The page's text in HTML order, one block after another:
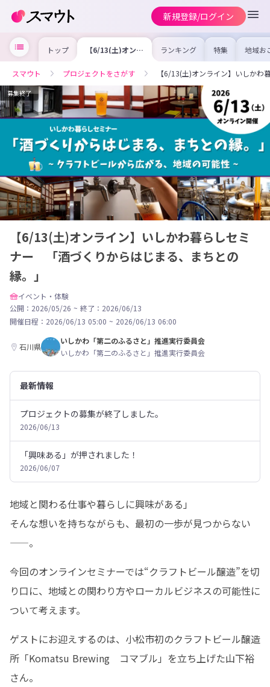
新規登録/ログイン
トップ 【6/13(土)オンラ
イン】いしかわ暮
「酒づくりからは
じまる、まちとの
ランキング 特集 地域お
の求
を集め
事内
を比較
スマウト プロジェクトをさがす 【6/13(土)オンライン】いしか
募集終了
【6/13(土)オンライン】いしかわ暮らしセミ
ナー 「酒づくりからはじまる、まちとの
縁。」
イベント・体験
公開：2026/05/26 ~ 終了：2026/06/13
開催日程： 2026/06/13 05:00 ~ 2026/06/13 06:00
石川県
いしかわ「第二のふるさと」推進実行委員会
いしかわ「第二のふるさと」推進実行委員会
最新情報
プロジェクトの募集が終了しました。
2026/06/13
「興味ある」が押されました！
2026/06/07
地域と関わる仕事や暮らしに興味がある」
そんな想いを持ちながらも、最初の一歩が見つからない
——。
今回のオンラインセミナーでは“クラフトビール醸造”を切
り口に、地域との関わり方やローカルビジネスの可能性に
ついて考えます。
ゲストにお迎えするのは、小松市初のクラフトビール醸造
所「Komatsu Brewing　コマブル」を立ち上げた山下裕
さん。